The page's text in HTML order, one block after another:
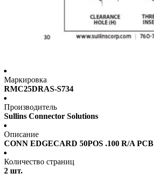
Маркировка
RMC25DRAS-S734
Производитель
Sullins Connector Solutions
Описание
CONN EDGECARD 50POS .100 R/A PCB
Количество страниц
2 шт.